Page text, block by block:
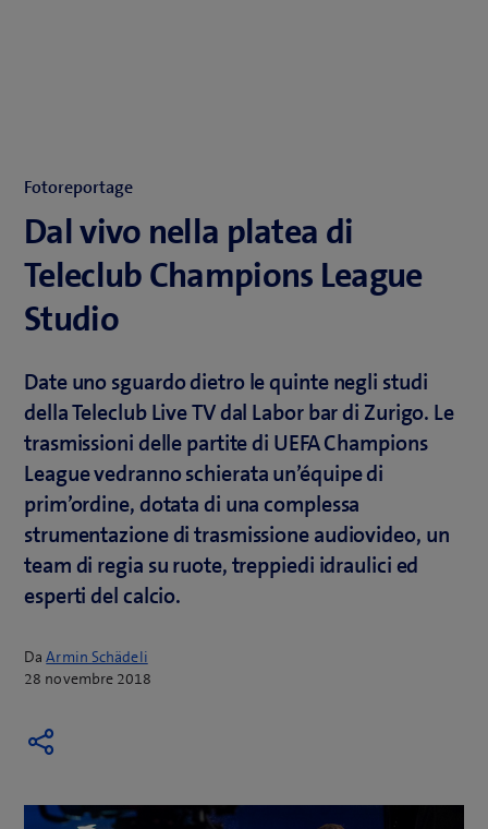
Fotoreportage
Dal vivo nella platea di
Teleclub Champions League
Studio
Date uno sguardo dietro le quinte negli studi
della Teleclub Live TV dal Labor bar di Zurigo. Le
trasmissioni delle partite di UEFA Champions
League vedranno schierata un’équipe di
prim’ordine, dotata di una complessa
strumentazione di trasmissione audiovideo, un
team di regia su ruote, treppiedi idraulici ed
esperti del calcio.
DaArmin Schädeli
28 novembre 2018